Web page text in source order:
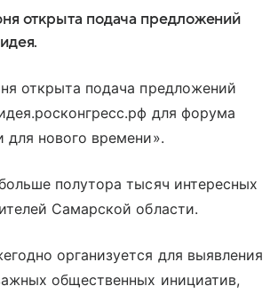
открыта подача предложений
открыта подача предложений
для форума
для нового времени».
полутора тысяч интересных
Самарской области.
организуется для выявления
общественных инициатив,